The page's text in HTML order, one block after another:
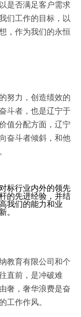
是否满足客户需求
们工作的目标，以
，作为我们的永恒
努力，创造绩效的
斗者，也是辽宁于
值分配方面，辽宁
奋斗者倾斜，和他
标行业内外的领先
的先进经验，并结
我们的能力和业
。
教育有限公司和个
直前，是冲破难
奢，奢华浪费是奋
工作作风。